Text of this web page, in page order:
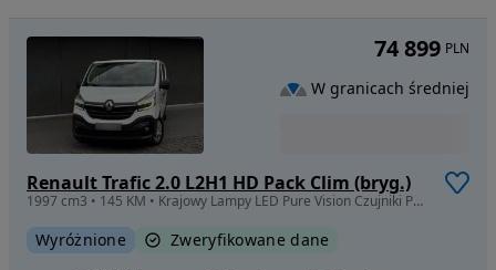
Renault Trafic 2.0 L2H1 HD Pack Clim (bryg.)
1997 cm3 • 145 KM • Krajowy Lampy LED Pure Vision Czujniki Parkowania Duże Radio Tempomat
Wyróżnione Zweryfikowane dane
74 899 PLN
W granicach średniej